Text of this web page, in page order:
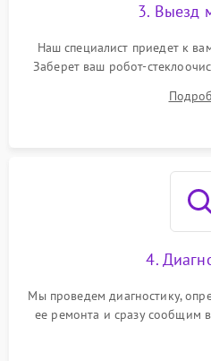
3. Выезд
Наш специалист приедет к
Заберет ваш робот-
4.
Мы проведем диагностику,
ее ремонта и сразу сообщим